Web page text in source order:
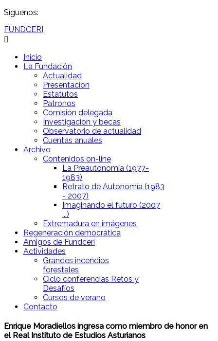
Síguenos:
FUNDCERI
Inicio
La Fundación
Actualidad
Presentación
Estatutos
Patronos
Comisión delegada
Investigación y becas
Observatorio de actualidad
Cuentas anuales
Archivo
Contenidos on-line
La Preautonomía (1977-
1983)
Retrato de Autonomía (1983
- 2007)
Imaginando el futuro (2007
...)
Extremadura en imágenes
Regeneración democrática
Amigos de Fundceri
Actividades
Grandes incendios
forestales
Ciclo conferencias Retos y
Desafíos
Cursos de verano
Contacto
Enrique Moradiellos ingresa como miembro de honor en
el Real Instituto de Estudios Asturianos